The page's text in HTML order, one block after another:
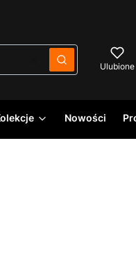
WyczyśćSzukaj Ulubione
Nowości